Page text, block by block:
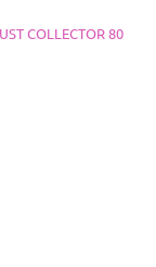
COLLECTOR 80